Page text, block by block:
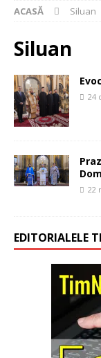
ACASĂ Siluan
Siluan
24
22
EDITORIALELE